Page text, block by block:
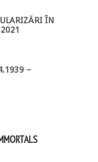
ÎN
–